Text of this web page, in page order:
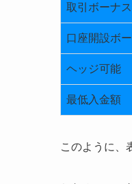
取引ボーナス
口座開設ボ
ヘッジ可能
最低入金額
このように、